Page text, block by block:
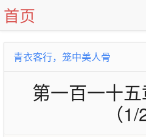
首页
青衣客行，笼中美人骨
第一百一十
（1/